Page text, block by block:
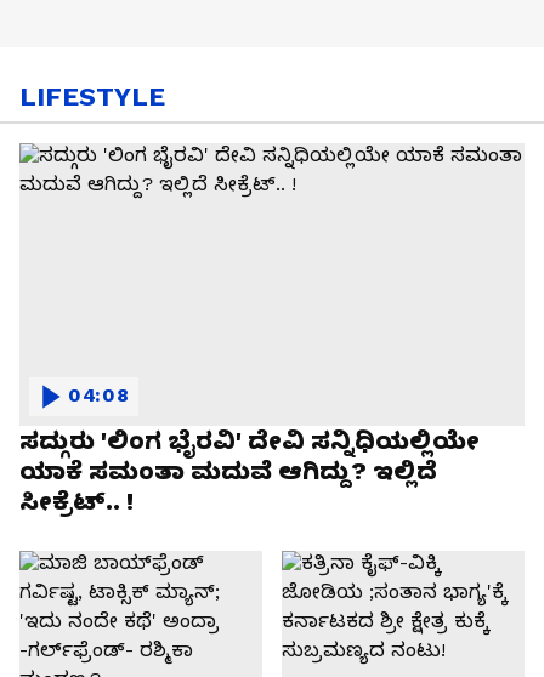
LIFESTYLE
ಸದ್ಗುರು 'ಲಿಂಗ ಭೈರವಿ' ದೇವಿ ಸನ್ನಿಧಿಯಲ್ಲಿಯೇ
ಯಾಕೆ ಸಮಂತಾ ಮದುವೆ ಆಗಿದ್ದು? ಇಲ್ಲಿದೆ
ಸೀಕ್ರೆಟ್.. !
04:08